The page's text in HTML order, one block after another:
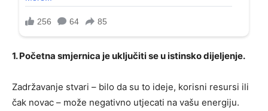
1. Početna smjernica je uključiti se u istinsko dijeljenje.
Zadržavanje stvari – bilo da su to ideje, korisni resursi ili
čak novac – može negativno utjecati na vašu energiju.